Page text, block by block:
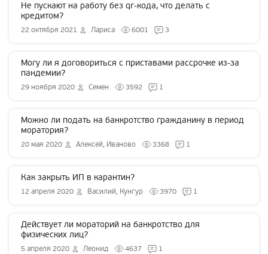
Не пускают на работу без qr-кода, что делать с
кредитом?
22 октября 2021 Лариса 6001 3
Могу ли я договориться с приставами рассрочке из-за
пандемии?
29 ноября 2020 Семен 3592 1
Можно ли подать на банкротство гражданину в период
моратория?
20 мая 2020 Алексей, Иваново 3368 1
Как закрыть ИП в карантин?
12 апреля 2020 Василий, Кунгур 3970 1
Действует ли мораторий на банкротство для
физических лиц?
5 апреля 2020 Леонид 4637 1